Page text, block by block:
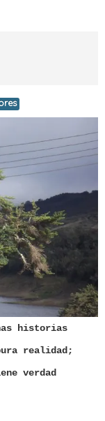
historias
realidad;
verdad